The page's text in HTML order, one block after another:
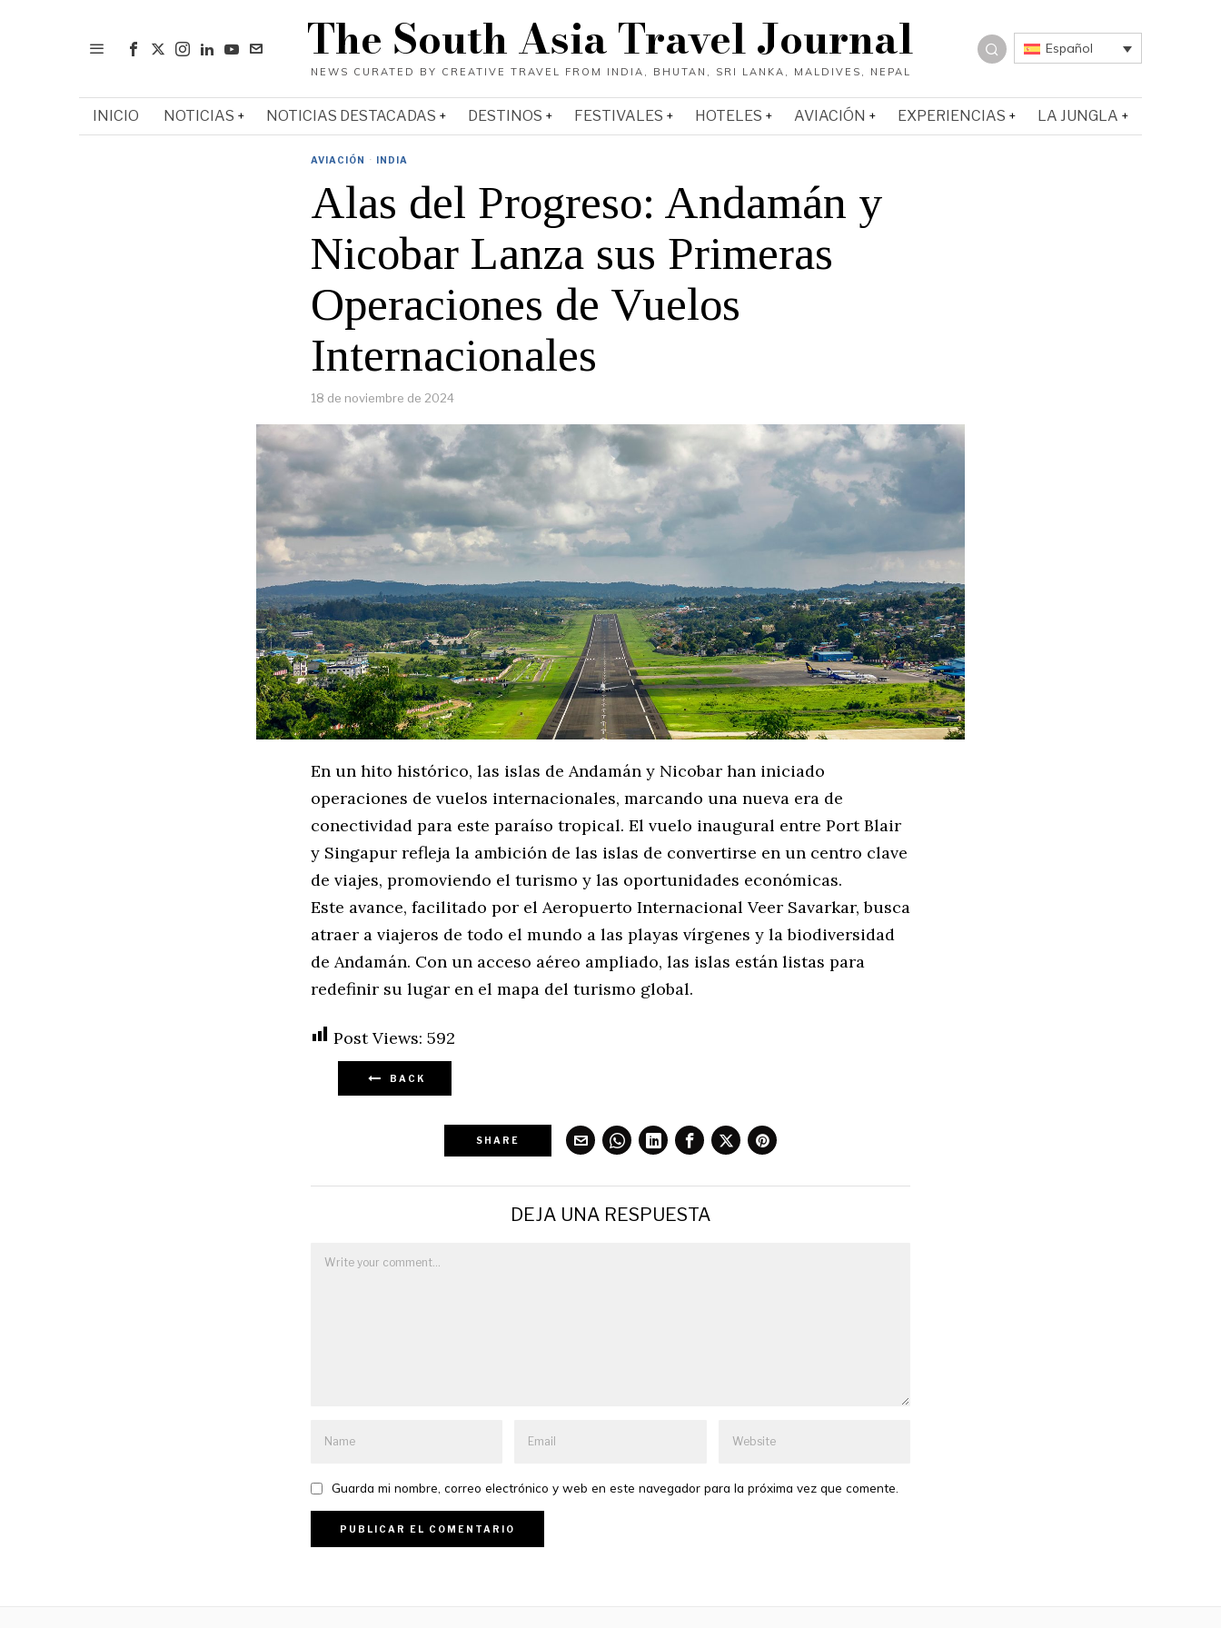
Español
The South Asia Travel Journal
INICIO NOTICIAS NOTICIAS DESTACADAS DESTINOS FESTIVALES HOTELES AVIACIÓN EXPERIENCIAS LA JUNGLA
AVIACIÓN · INDIA
Alas del Progreso: Andamán y
Nicobar Lanza sus Primeras
Operaciones de Vuelos
Internacionales
18 de noviembre de 2024
En un hito histórico, las islas de Andamán y Nicobar han iniciado
operaciones de vuelos internacionales, marcando una nueva era de
conectividad para este paraíso tropical. El vuelo inaugural entre Port Blair
y Singapur refleja la ambición de las islas de convertirse en un centro clave
de viajes, promoviendo el turismo y las oportunidades económicas.
Este avance, facilitado por el Aeropuerto Internacional Veer Savarkar, busca
atraer a viajeros de todo el mundo a las playas vírgenes y la biodiversidad
de Andamán. Con un acceso aéreo ampliado, las islas están listas para
redefinir su lugar en el mapa del turismo global.
Post Views: 592
BACK
SHARE
DEJA UNA RESPUESTA
Guarda mi nombre, correo electrónico y web en este navegador para la próxima vez que comente.